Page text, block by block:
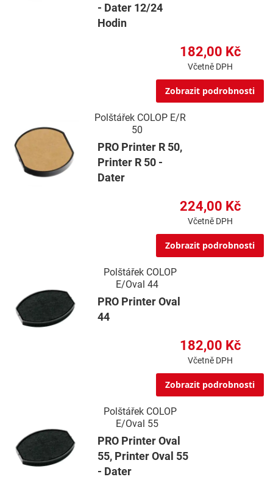
- Dater 12/24
Hodin
182,00 Kč
Včetně DPH
Zobrazit podrobnosti
Polštářek COLOP E/R
50
PRO Printer R 50,
Printer R 50 -
Dater
224,00 Kč
Včetně DPH
Zobrazit podrobnosti
Polštářek COLOP
E/Oval 44
PRO Printer Oval
44
182,00 Kč
Včetně DPH
Zobrazit podrobnosti
Polštářek COLOP
E/Oval 55
PRO Printer Oval
55, Printer Oval 55
- Dater